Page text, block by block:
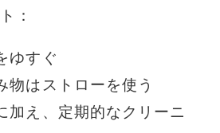
：
ゆすぐ
物はストローを使う
加え、定期的なクリーニ